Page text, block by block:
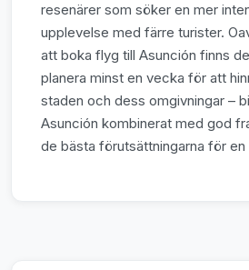
resenärer som söker en mer
upplevelse med färre turister.
att boka flyg till Asunción finns
planera minst en vecka för att
staden och dess omgivningar –
Asunción kombinerat med god
de bästa förutsättningarna för en